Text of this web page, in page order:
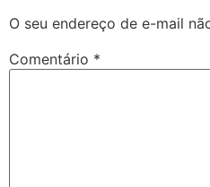
O seu endereço de e-mail
Comentário *